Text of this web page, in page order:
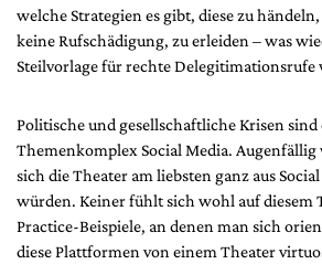
welche Strategien es gibt, diese zu
keine Rufschädigung, zu erleiden – was
Steilvorlage für rechte Delegitimationsrufe
Politische und gesellschaftliche Krisen
Themenkomplex Social Media. Augenfällig
sich die Theater am liebsten ganz aus
würden. Keiner fühlt sich wohl auf diesem
Practice-Beispiele, an denen man sich
diese Plattformen von einem Theater